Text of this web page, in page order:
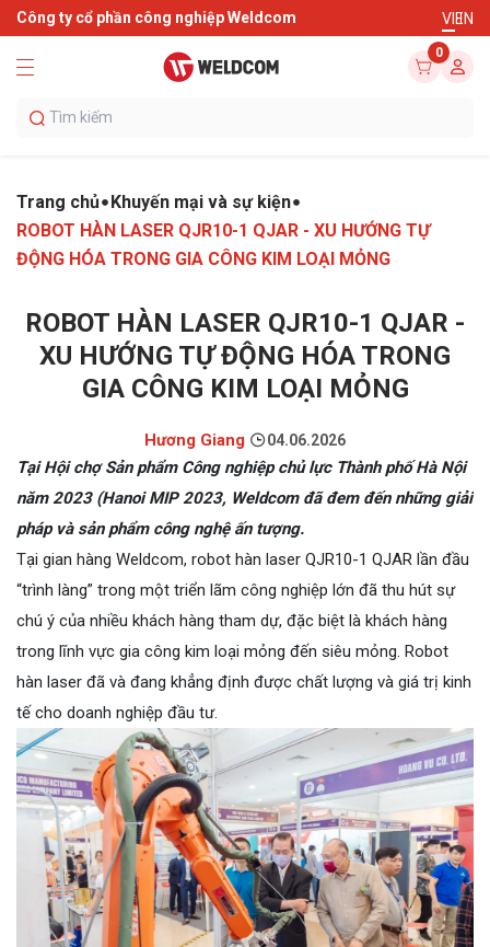
Công ty cổ phần công nghiệp Weldcom VIEN
0
Trang chủ Khuyến mại và sự kiện
ROBOT HÀN LASER QJR10-1 QJAR - XU HƯỚNG TỰ
ĐỘNG HÓA TRONG GIA CÔNG KIM LOẠI MỎNG
ROBOT HÀN LASER QJR10-1 QJAR -
XU HƯỚNG TỰ ĐỘNG HÓA TRONG
GIA CÔNG KIM LOẠI MỎNG
Hương Giang 04.06.2026
Tại Hội chợ Sản phẩm Công nghiệp chủ lực Thành phố Hà Nội
năm 2023 (Hanoi MIP 2023, Weldcom đã đem đến những giải
pháp và sản phẩm công nghệ ấn tượng.
Tại gian hàng Weldcom, robot hàn laser QJR10-1 QJAR lần đầu
“trình làng” trong một triển lãm công nghiệp lớn đã thu hút sự
chú ý của nhiều khách hàng tham dự, đặc biệt là khách hàng
trong lĩnh vực gia công kim loại mỏng đến siêu mỏng. Robot
hàn laser đã và đang khẳng định được chất lượng và giá trị kinh
tế cho doanh nghiệp đầu tư.